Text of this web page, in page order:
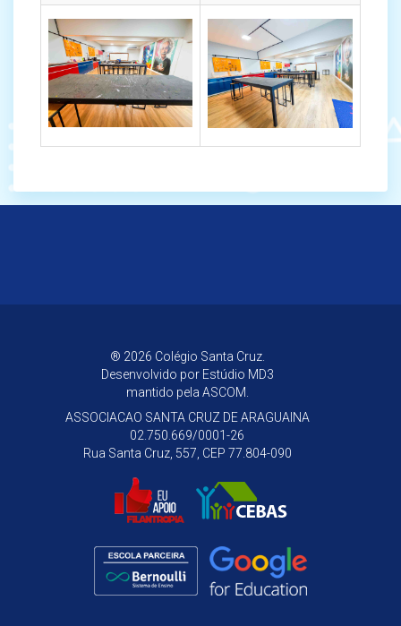
® 2026 Colégio Santa Cruz.
Desenvolvido por Estúdio MD3
mantido pela ASCOM.
ASSOCIACAO SANTA CRUZ DE ARAGUAINA
02.750.669/0001-26
Rua Santa Cruz, 557, CEP 77.804-090